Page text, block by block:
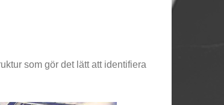
som gör det lätt att identifiera